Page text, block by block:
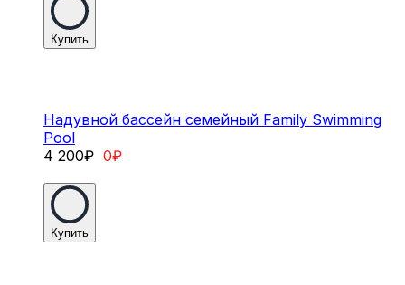
Купить
Надувной бассейн семейный Family Swimming
Pool
4 200₽ 0₽
Купить